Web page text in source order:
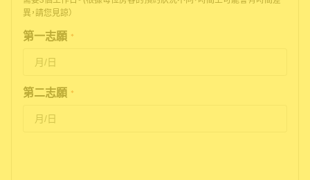
異，請您見諒）
第一志願 *
第二志願 *